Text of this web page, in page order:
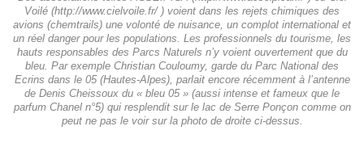
Voilé (http://www.cielvoile.fr/ ) voient dans les rejets chimiques des
avions (chemtrails) une volonté de nuisance, un complot international et
un réel danger pour les populations. Les professionnels du tourisme, les
hauts responsables des Parcs Naturels n’y voient ouvertement que du
bleu. Par exemple Christian Couloumy, garde du Parc National des
Ecrins dans le 05 (Hautes-Alpes), parlait encore récemment à l’antenne
de Denis Cheissoux du « bleu 05 » (aussi intense et fameux que le
parfum Chanel n°5) qui resplendit sur le lac de Serre Ponçon comme on
peut ne pas le voir sur la photo de droite ci-dessus.